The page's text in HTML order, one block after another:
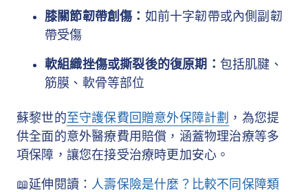
膝關節韌帶創傷： 如前十字韌帶或內側副韌
帶受傷
軟組織挫傷或撕裂後的復原期： 包括肌腱、
筋膜、軟骨等部位
蘇黎世的至守護保費回贈意外保障計劃 ，為您提
供全面的意外醫療費用賠償，涵蓋物理治療等多
項保障，讓您在接受治療時更加安心。
📖延伸閱讀： 人壽保險是什麼？比較不同保障類